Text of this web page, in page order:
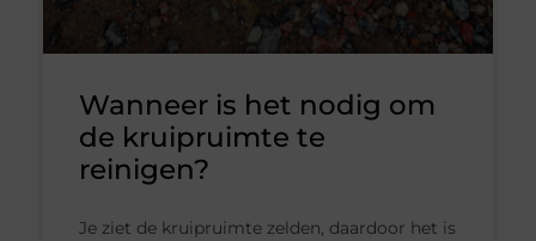
Wanneer is het nodig om
de kruipruimte te
reinigen?
Je ziet de kruipruimte zelden, daardoor het is